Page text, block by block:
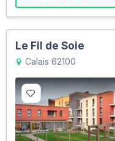
Le Fil de Soie
Calais 62100